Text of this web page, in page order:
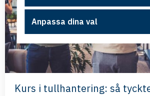
Kurs i tullhantering: så
Anpassa dina val